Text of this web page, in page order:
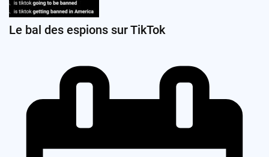
Le bal des espions sur TikTok